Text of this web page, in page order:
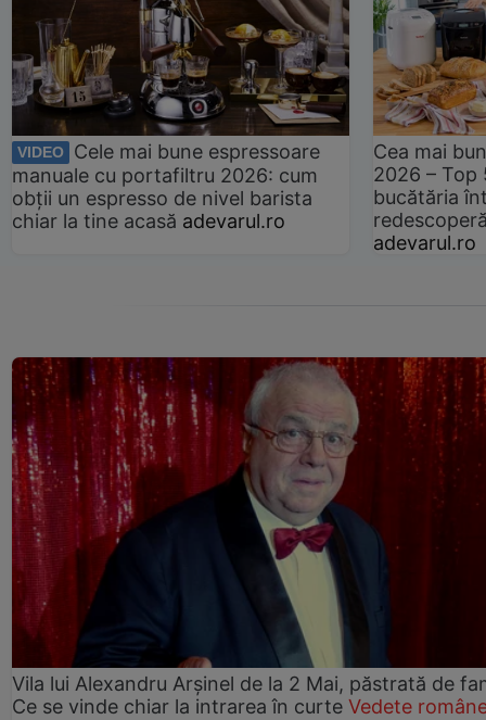
VIDEO
Cele mai bune espressoare
manuale cu portafiltru 2026: cum
obții un espresso de nivel barista
chiar la tine acasă adevarul.ro
Cea mai
2026 –
bucătăria
adevarul.ro
Vila lui Alexandru Arșinel de la 2 Mai, păstrată de
Ce se vinde chiar la intrarea în curte Vedete